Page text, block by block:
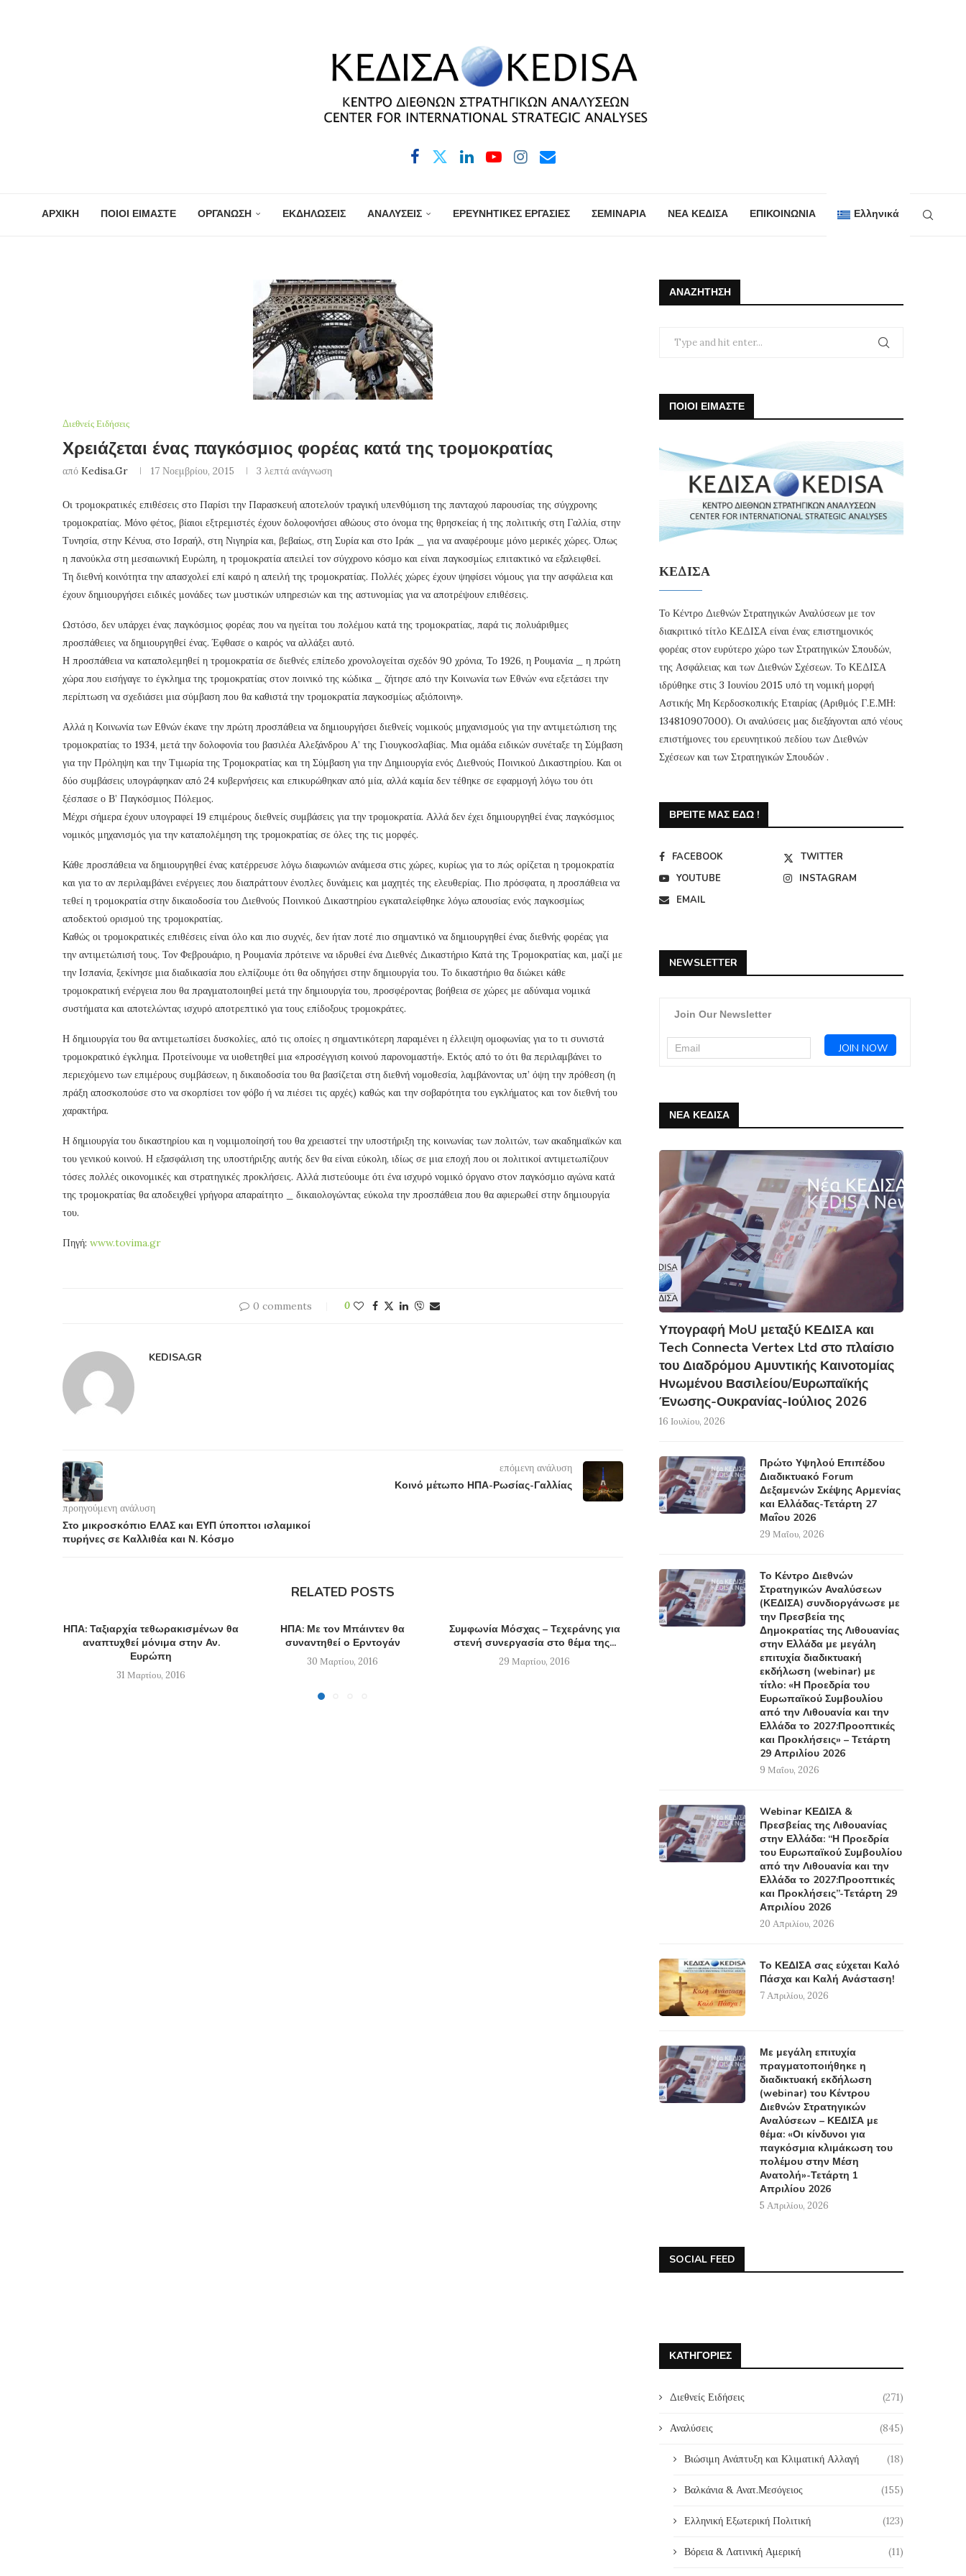
ΑΡΧΙΚΗ ΠΟΙΟΙ ΕΙΜΑΣΤΕ ΟΡΓΑΝΩΣΗ ΕΚΔΗΛΩΣΕΙΣ ΑΝΑΛΥΣΕΙΣ ΕΡΕΥΝΗΤΙΚΕΣ ΕΡΓΑΣΙΕΣ ΣΕΜΙΝΑΡΙΑ ΝΕΑ ΚΕΔΙΣΑ ΕΠΙΚΟΙΝΩΝΙΑ Ελληνικά
Διεθνείς Ειδήσεις
Χρειάζεται ένας παγκόσμιος φορέας κατά της τρομοκρατίας
από Kedisa.gr 17 Νοεμβρίου, 2015 3 λεπτά ανάγνωση
Οι τρομοκρατικές επιθέσεις στο Παρίσι την Παρασκευή αποτελούν τραγική υπενθύμιση της πανταχού παρουσίας της σύγχρονης
τρομοκρατίας. Μόνο φέτος, βίαιοι εξτρεμιστές έχουν δολοφονήσει αθώους στο όνομα της θρησκείας ή της πολιτικής στη Γαλλία, στην
Τυνησία, στην Κένυα, στο Ισραήλ, στη Νιγηρία και, βεβαίως, στη Συρία και στο Ιράκ _ για να αναφέρουμε μόνο μερικές χώρες. Όπως
η πανούκλα στη μεσαιωνική Ευρώπη, η τρομοκρατία απειλεί τον σύγχρονο κόσμο και είναι παγκοσμίως επιτακτικό να εξαλειφθεί.
Τη διεθνή κοινότητα την απασχολεί επί καιρό η απειλή της τρομοκρατίας. Πολλές χώρες έχουν ψηφίσει νόμους για την ασφάλεια και
έχουν δημιουργήσει ειδικές μονάδες των μυστικών υπηρεσιών και της αστυνομίας για να αποτρέψουν επιθέσεις.
Ωστόσο, δεν υπάρχει ένας παγκόσμιος φορέας που να ηγείται του πολέμου κατά της τρομοκρατίας, παρά τις πολυάριθμες
προσπάθειες να δημιουργηθεί ένας. Έφθασε ο καιρός να αλλάξει αυτό.
Η προσπάθεια να καταπολεμηθεί η τρομοκρατία σε διεθνές επίπεδο χρονολογείται σχεδόν 90 χρόνια, Το 1926, η Ρουμανία _ η πρώτη
χώρα που εισήγαγε το έγκλημα της τρομοκρατίας στον ποινικό της κώδικα _ ζήτησε από την Κοινωνία των Εθνών «να εξετάσει την
περίπτωση να σχεδιάσει μια σύμβαση που θα καθιστά την τρομοκρατία παγκοσμίως αξιόποινη».
Αλλά η Κοινωνία των Εθνών έκανε την πρώτη προσπάθεια να δημιουργήσει διεθνείς νομικούς μηχανισμούς για την αντιμετώπιση της
τρομοκρατίας το 1934, μετά την δολοφονία του βασιλέα Αλεξάνδρου Α’ της Γιουγκοσλαβίας. Μια ομάδα ειδικών συνέταξε τη Σύμβαση
για την Πρόληψη και την Τιμωρία της Τρομοκρατίας και τη Σύμβαση για την Δημιουργία ενός Διεθνούς Ποινικού Δικαστηρίου. Και οι
δύο συμβάσεις υπογράφηκαν από 24 κυβερνήσεις και επικυρώθηκαν από μία, αλλά καμία δεν τέθηκε σε εφαρμογή λόγω του ότι
ξέσπασε ο Β’ Παγκόσμιος Πόλεμος.
Μέχρι σήμερα έχουν υπογραφεί 19 επιμέρους διεθνείς συμβάσεις για την τρομοκρατία. Αλλά δεν έχει δημιουργηθεί ένας παγκόσμιος
νομικός μηχανισμός για την καταπολέμηση της τρομοκρατίας σε όλες της τις μορφές.
Κάθε προσπάθεια να δημιουργηθεί ένας κατέρρευσε λόγω διαφωνιών ανάμεσα στις χώρες, κυρίως για το πώς ορίζεται η τρομοκρατία
και για το αν περιλαμβάνει ενέργειες που διαπράττουν ένοπλες δυνάμεις και μαχητές της ελευθερίας. Πιο πρόσφατα, η προσπάθεια να
τεθεί η τρομοκρατία στην δικαιοδοσία του Διεθνούς Ποινικού Δικαστηρίου εγκαταλείφθηκε λόγω απουσίας ενός παγκοσμίως
αποδεκτού ορισμού της τρομοκρατίας.
Καθώς οι τρομοκρατικές επιθέσεις είναι όλο και πιο συχνές, δεν ήταν ποτέ πιο σημαντικό να δημιουργηθεί ένας διεθνής φορέας για
την αντιμετώπισή τους. Τον Φεβρουάριο, η Ρουμανία πρότεινε να ιδρυθεί ένα Διεθνές Δικαστήριο Κατά της Τρομοκρατίας και, μαζί με
την Ισπανία, ξεκίνησε μια διαδικασία που ελπίζουμε ότι θα οδηγήσει στην δημιουργία του. Το δικαστήριο θα διώκει κάθε
τρομοκρατική ενέργεια που θα πραγματοποιηθεί μετά την δημιουργία του, προσφέροντας βοήθεια σε χώρες με αδύναμα νομικά
συστήματα και αποτελώντας ισχυρό αποτρεπτικό για τους επίδοξους τρομοκράτες.
Η δημιουργία του θα αντιμετωπίσει δυσκολίες, από τις οποίες η σημαντικότερη παραμένει η έλλειψη ομοφωνίας για το τι συνιστά
τρομοκρατικό έγκλημα. Προτείνουμε να υιοθετηθεί μια «προσέγγιση κοινού παρονομαστή». Εκτός από το ότι θα περιλαμβάνει το
περιεχόμενο των επιμέρους συμβάσεων, η δικαιοδοσία του θα βασίζεται στη διεθνή νομοθεσία, λαμβάνοντας υπ’ όψη την πρόθεση (η
πράξη αποσκοπούσε στο να σκορπίσει τον φόβο ή να πιέσει τις αρχές) καθώς και την σοβαρότητα του εγκλήματος και τον διεθνή του
χαρακτήρα.
Η δημιουργία του δικαστηρίου και η νομιμοποίησή του θα χρειαστεί την υποστήριξη της κοινωνίας των πολιτών, των ακαδημαϊκών και
του γενικού κοινού. Η εξασφάλιση της υποστήριξης αυτής δεν θα είναι εύκολη, ιδίως σε μια εποχή που οι πολιτικοί αντιμετωπίζουν
τόσες πολλές οικονομικές και στρατηγικές προκλήσεις. Αλλά πιστεύουμε ότι ένα ισχυρό νομικό όργανο στον παγκόσμιο αγώνα κατά
της τρομοκρατίας θα αποδειχθεί γρήγορα απαραίτητο _ δικαιολογώντας εύκολα την προσπάθεια που θα αφιερωθεί στην δημιουργία
του.
Πηγή: www.tovima.gr
0 comments 0
KEDISA.GR
προηγούμενη ανάλυση
Στο μικροσκόπιο ΕΛΑΣ και ΕΥΠ ύποπτοι ισλαμικοί
πυρήνες σε Καλλιθέα και Ν. Κόσμο
επόμενη ανάλυση
Κοινό μέτωπο ΗΠΑ-Ρωσίας-Γαλλίας
RELATED POSTS
ΗΠΑ: Ταξιαρχία τεθωρακισμένων θα
αναπτυχθεί μόνιμα στην Αν.
Ευρώπη
31 Μαρτίου, 2016
ΗΠΑ: Με τον Μπάιντεν θα
συναντηθεί ο Ερντογάν
30 Μαρτίου, 2016
Συμφωνία Μόσχας – Τεχεράνης για
στενή συνεργασία στο θέμα της...
29 Μαρτίου, 2016
Μακελειό στο Πακιστάν-
Τουλάχιστον 65 νεκροί από
επίθεση καμικάζι σε...
28 Μαρτίου, 2016
Κρίσιμη η βελτίωση
ανταλλαγής
ΑΝΑΖΉΤΗΣΗ
ΠΟΙΟΙ ΕΙΜΑΣΤΕ
ΚΕΔΙΣΑ
Το Κέντρο Διεθνών Στρατηγικών Αναλύσεων με τον
διακριτικό τίτλο ΚΕΔΙΣΑ είναι ένας επιστημονικός
φορέας στον ευρύτερο χώρο των Στρατηγικών Σπουδών,
της Ασφάλειας και των Διεθνών Σχέσεων. Το ΚΕΔΙΣΑ
ιδρύθηκε στις 3 Ιουνίου 2015 υπό τη νομική μορφή
Αστικής Μη Κερδοσκοπικής Εταιρίας (Αριθμός Γ.Ε.ΜΗ:
134810907000). Οι αναλύσεις μας διεξάγονται από νέους
επιστήμονες του ερευνητικού πεδίου των Διεθνών
Σχέσεων και των Στρατηγικών Σπουδών .
ΒΡΕΊΤΕ ΜΑΣ ΕΔΏ !
FACEBOOK
TWITTER
YOUTUBE
INSTAGRAM
EMAIL
NEWSLETTER
Join Our Newsletter
ΝΕΑ ΚΕΔΙΣΑ
Υπογραφή MoU μεταξύ ΚΕΔΙΣΑ και
Tech Connecta Vertex Ltd στο πλαίσιο
του Διαδρόμου Αμυντικής Καινοτομίας
Ηνωμένου Βασιλείου/Ευρωπαϊκής
Ένωσης-Ουκρανίας-Ιούλιος 2026
16 Ιουλίου, 2026
Πρώτο Υψηλού Επιπέδου
Διαδικτυακό Forum
Δεξαμενών Σκέψης Αρμενίας
και Ελλάδας-Τετάρτη 27
Μαΐου 2026
29 Μαΐου, 2026
Το Κέντρο Διεθνών
Στρατηγικών Αναλύσεων
(ΚΕΔΙΣΑ) συνδιοργάνωσε με
την Πρεσβεία της
Δημοκρατίας της Λιθουανίας
στην Ελλάδα με μεγάλη
επιτυχία διαδικτυακή
εκδήλωση (webinar) με
τίτλο: «Η Προεδρία του
Ευρωπαϊκού Συμβουλίου
από την Λιθουανία και την
Ελλάδα το 2027:Προοπτικές
και Προκλήσεις» – Τετάρτη
29 Απριλίου 2026
9 Μαΐου, 2026
Webinar ΚΕΔΙΣΑ &
Πρεσβείας της Λιθουανίας
στην Ελλάδα: “Η Προεδρία
του Ευρωπαϊκού Συμβουλίου
από την Λιθουανία και την
Ελλάδα το 2027:Προοπτικές
και Προκλήσεις”-Τετάρτη 29
Απριλίου 2026
20 Απριλίου, 2026
Το ΚΕΔΙΣΑ σας εύχεται Καλό
Πάσχα και Καλή Ανάσταση!
7 Απριλίου, 2026
Με μεγάλη επιτυχία
πραγματοποιήθηκε η
διαδικτυακή εκδήλωση
(webinar) του Κέντρου
Διεθνών Στρατηγικών
Αναλύσεων – ΚΕΔΙΣΑ με
θέμα: «Οι κίνδυνοι για
παγκόσμια κλιμάκωση του
πολέμου στην Μέση
Ανατολή»-Τετάρτη 1
Απριλίου 2026
5 Απριλίου, 2026
SOCIAL FEED
ΚΑΤΗΓΟΡΊΕΣ
Διεθνείς Ειδήσεις (271)
Αναλύσεις (845)
Βιώσιμη Ανάπτυξη και Κλιματική Αλλαγή (18)
Βαλκάνια & Ανατ.Μεσόγειος (155)
Ελληνική Εξωτερική Πολιτική (123)
Βόρεια & Λατινική Αμερική (11)